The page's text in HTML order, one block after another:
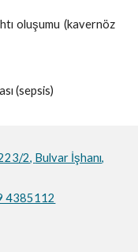
oluşumu (kavernöz
(sepsis)
2, Bulvar İşhanı,
4385112